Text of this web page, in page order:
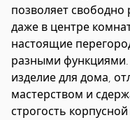
позволяет свободно
даже в центре
настоящие
разными функциями.
изделие для дома,
мастерством и
строгость